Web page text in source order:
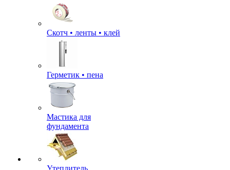
Скотч • ленты • клей
Герметик • пена
Мастика для
фундамента
Утеплитель